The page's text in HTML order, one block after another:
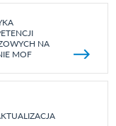
NA
MOF